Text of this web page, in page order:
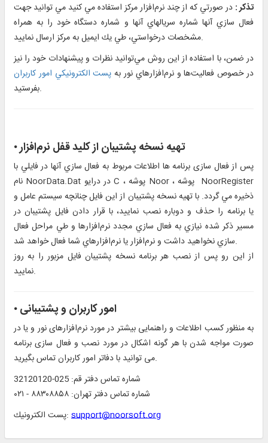
تذكر : در صورتي كه از چند نرم‌افزار مركز استفاده مي كنيد مي توانید جهت
فعال سازي آنها شماره سريالهاي آنها و شماره دستگاه خود را به همراه
مشخصات درخواستي، طي يك ايميل به مركز ارسال نماييد.
در ضمن، با استفاده از اين روش مي‌توانيد نظرات و پيشنهادات خود را نيز
در خصوص فعاليت‌ها و نرم‌افزارهاي نور به پست الكترونيكي امور كاربران
بفرستيد.
•تهيه نسخه پشتیبان از کلید قفل نرم‌افزار
پس از فعال‏ سازى برنامه ها اطلاعات مربوط به فعال سازي آنها در فايلي با
نام NoorData.Dat در درایو C ، پوشه Noor ، پوشه NoorRegister
ذخيره مي گردد. با تهيه نسخه پشتيبان از اين فايل چنانچه سيستم عامل و
يا برنامه را حذف و دوباره نصب نماييد، با قرار دادن فايل پشتيبان در
مسير ذكر شده نيازي به فعال سازي مجدد نرم‌افزارها و طي مراحل فعال
سازي نخواهيد داشت و نرم‌افزار يا نرم‌افزارهاي شما فعال خواهد شد.
از اين رو پس از نصب هر برنامه نسخه پشتيبان فايل مزبور را به روز
نماييد.
•امور کاربران و پشتیبانی
به منظور كسب اطلاعات و راهنمایی بیشتر در مورد نرم‌افزارهای نور و یا در
صورت مواجه شدن با هر گونه اشكال در مورد نصب و فعال سازی برنامه
می توانید با دفاتر امور كاربران تماس بگیرید.
شماره تماس دفتر قم: 025-32120120
شماره تماس دفتر تهران: ۸۸۳۰۸۸۵۸ - ۰۲۱
پست الكترونیك: support@noorsoft.org